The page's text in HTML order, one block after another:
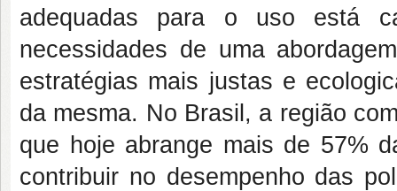
adequadas para o uso está
necessidades de uma
estratégias mais justas e
da mesma. No Brasil, a região
que hoje abrange mais de 57%
contribuir no desempenho das